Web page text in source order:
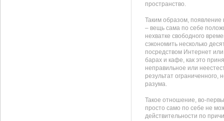
пространство.
Таким образом, появление
– вещь сама по себе
нехватке свободного
сэкономить несколько
посредством Интернет
барах и кафе, как это
неправильное или
результат ограниченного,
разума.
Такое отношение, во-
просто само по себе не
действительности по